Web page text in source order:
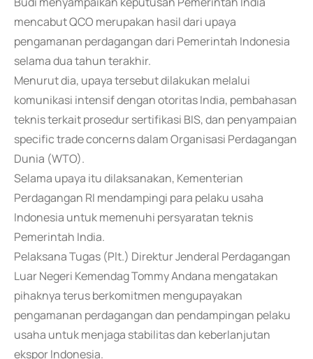
mencabut QCO merupakan hasil dari upaya
pengamanan perdagangan dari Pemerintah Indonesia
selama dua tahun terakhir.
Menurut dia, upaya tersebut dilakukan melalui
komunikasi intensif dengan otoritas India, pembahasan
teknis terkait prosedur sertifikasi BIS, dan penyampaian
specific trade concerns dalam Organisasi Perdagangan
Dunia (WTO).
Selama upaya itu dilaksanakan, Kementerian
Perdagangan RI mendampingi para pelaku usaha
Indonesia untuk memenuhi persyaratan teknis
Pemerintah India.
Pelaksana Tugas (Plt.) Direktur Jenderal Perdagangan
Luar Negeri Kemendag Tommy Andana mengatakan
pihaknya terus berkomitmen mengupayakan
pengamanan perdagangan dan pendampingan pelaku
usaha untuk menjaga stabilitas dan keberlanjutan
ekspor Indonesia.